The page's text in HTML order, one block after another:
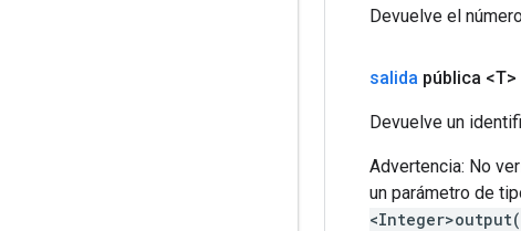
Devuelve el
salida pública <T>
Devuelve un
Advertencia: No
un parámetro de